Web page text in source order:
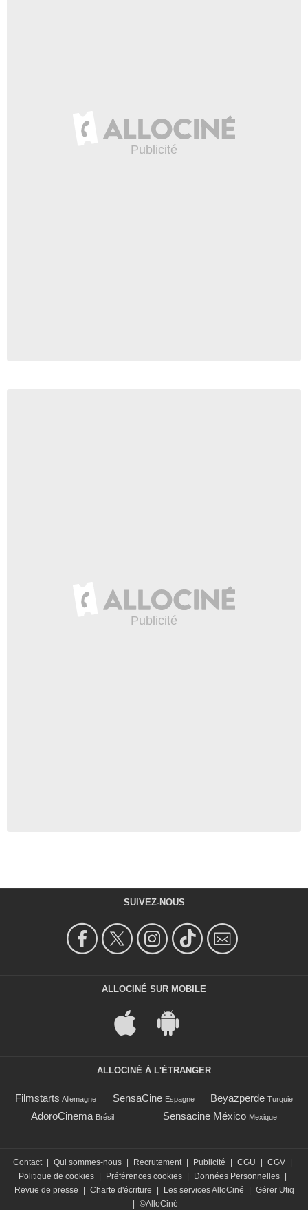
SUIVEZ-NOUS
ALLOCINÉ SUR MOBILE
ALLOCINÉ À L'ÉTRANGER
Filmstarts Allemagne SensaCine Espagne Beyazperde Turquie
AdoroCinema Brésil Sensacine México Mexique
Contact Qui sommes-nous Recrutement Publicité CGU CGV
Politique de cookies
Préférences cookies Données Personnelles
Revue de presse
Charte d'écriture Les services AlloCiné
Gérer Utiq
©AlloCiné